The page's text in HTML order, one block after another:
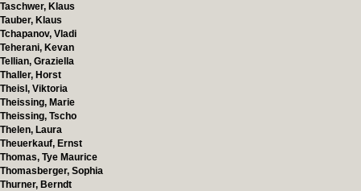
Taschwer, Klaus
Tauber, Klaus
Tchapanov, Vladi
Teherani, Kevan
Tellian, Graziella
Thaller, Horst
Theisl, Viktoria
Theissing, Marie
Theissing, Tscho
Thelen, Laura
Theuerkauf, Ernst
Thomas, Tye Maurice
Thomasberger, Sophia
Thurner, Berndt